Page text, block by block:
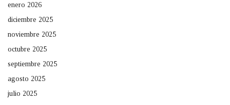
enero 2026
diciembre 2025
noviembre 2025
octubre 2025
septiembre 2025
agosto 2025
julio 2025